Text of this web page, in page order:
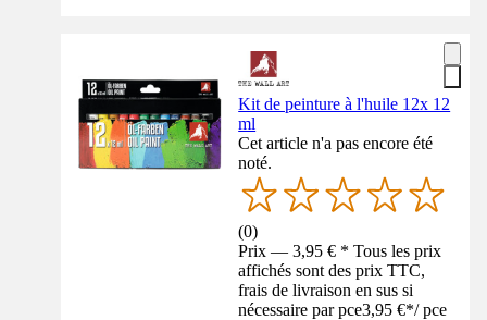
Kit de peinture à l'huile 12x 12
ml
Cet article n'a pas encore été
noté.
(0)
Prix — 3,95 € * Tous les prix
affichés sont des prix TTC,
frais de livraison en sus si
nécessaire par pce3,95 €*/ pce